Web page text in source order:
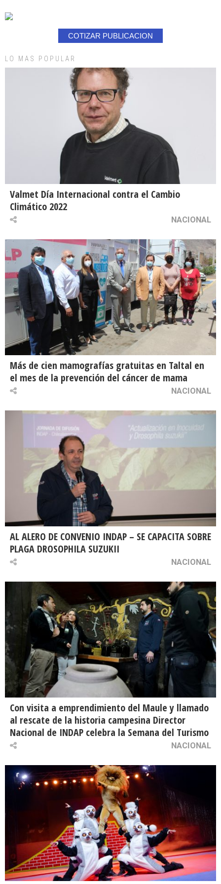
COTIZAR PUBLICACION
LO MAS POPULAR
Valmet Día Internacional contra el Cambio
Climático 2022
NACIONAL
Más de cien mamografías gratuitas en Taltal en
el mes de la prevención del cáncer de mama
NACIONAL
AL ALERO DE CONVENIO INDAP – SE CAPACITA SOBRE
PLAGA DROSOPHILA SUZUKII
NACIONAL
Con visita a emprendimiento del Maule y llamado
al rescate de la historia campesina Director
Nacional de INDAP celebra la Semana del Turismo
NACIONAL